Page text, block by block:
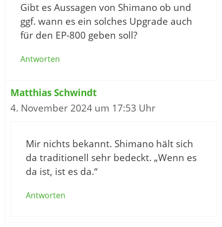
Gibt es Aussagen von Shimano ob und
ggf. wann es ein solches Upgrade auch
für den EP-800 geben soll?
Antworten
Matthias Schwindt
4. November 2024 um 17:53 Uhr
Mir nichts bekannt. Shimano hält sich
da traditionell sehr bedeckt. „Wenn es
da ist, ist es da.“
Antworten